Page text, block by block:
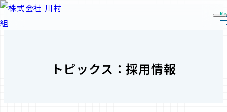
トピックス：採用情報